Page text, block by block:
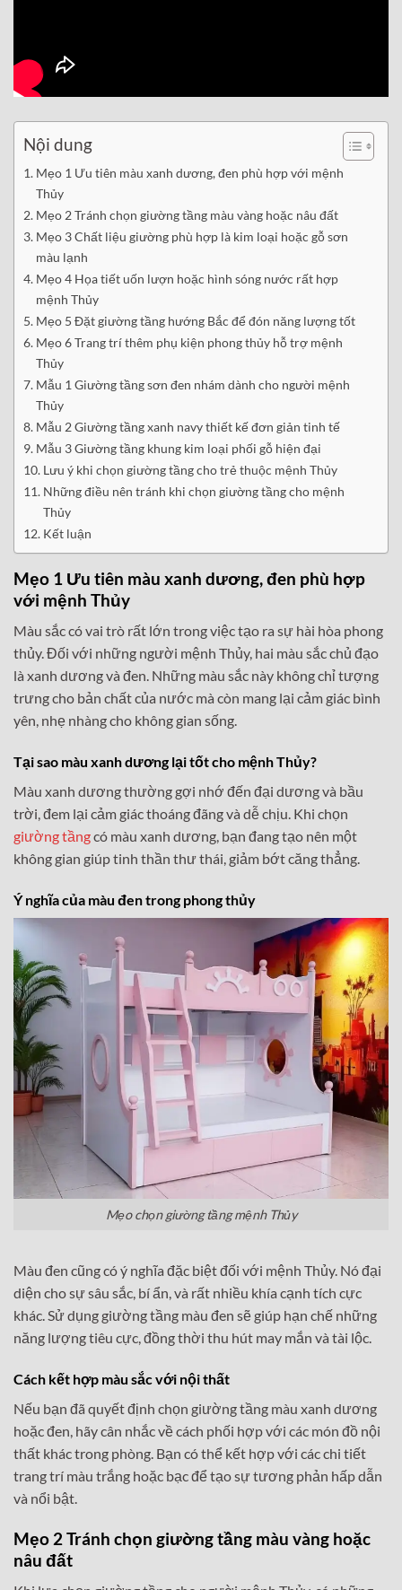
Nội dung
Mẹo 1 Ưu tiên màu xanh dương, đen phù hợp với mệnh
Thủy
Mẹo 2 Tránh chọn giường tầng màu vàng hoặc nâu đất
Mẹo 3 Chất liệu giường phù hợp là kim loại hoặc gỗ sơn
màu lạnh
Mẹo 4 Họa tiết uốn lượn hoặc hình sóng nước rất hợp
mệnh Thủy
Mẹo 5 Đặt giường tầng hướng Bắc để đón năng lượng tốt
Mẹo 6 Trang trí thêm phụ kiện phong thủy hỗ trợ mệnh
Thủy
Mẫu 1 Giường tầng sơn đen nhám dành cho người mệnh
Thủy
Mẫu 2 Giường tầng xanh navy thiết kế đơn giản tinh tế
Mẫu 3 Giường tầng khung kim loại phối gỗ hiện đại
Lưu ý khi chọn giường tầng cho trẻ thuộc mệnh Thủy
Những điều nên tránh khi chọn giường tầng cho mệnh
Thủy
Kết luận
Mẹo 1 Ưu tiên màu xanh dương, đen phù hợp
với mệnh Thủy
Màu sắc có vai trò rất lớn trong việc tạo ra sự hài hòa phong
thủy. Đối với những người mệnh Thủy, hai màu sắc chủ đạo
là xanh dương và đen. Những màu sắc này không chỉ tượng
trưng cho bản chất của nước mà còn mang lại cảm giác bình
yên, nhẹ nhàng cho không gian sống.
Tại sao màu xanh dương lại tốt cho mệnh Thủy?
Màu xanh dương thường gợi nhớ đến đại dương và bầu
trời, đem lại cảm giác thoáng đãng và dễ chịu. Khi chọn
giường tầngcó màu xanh dương, bạn đang tạo nên một
không gian giúp tinh thần thư thái, giảm bớt căng thẳng.
Ý nghĩa của màu đen trong phong thủy
Mẹo chọn giường tầng mệnh Thủy
Màu đen cũng có ý nghĩa đặc biệt đối với mệnh Thủy. Nó đại
diện cho sự sâu sắc, bí ẩn, và rất nhiều khía cạnh tích cực
khác. Sử dụng giường tầng màu đen sẽ giúp hạn chế những
năng lượng tiêu cực, đồng thời thu hút may mắn và tài lộc.
Cách kết hợp màu sắc với nội thất
Nếu bạn đã quyết định chọn giường tầng màu xanh dương
hoặc đen, hãy cân nhắc về cách phối hợp với các món đồ nội
thất khác trong phòng. Bạn có thể kết hợp với các chi tiết
trang trí màu trắng hoặc bạc để tạo sự tương phản hấp dẫn
và nổi bật.
Mẹo 2 Tránh chọn giường tầng màu vàng hoặc
nâu đất